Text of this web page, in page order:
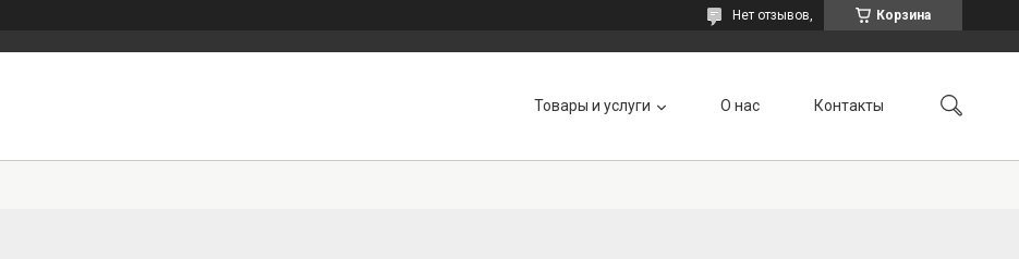
Корзина
Нет отзывов,
Товары и услуги О нас Контакты